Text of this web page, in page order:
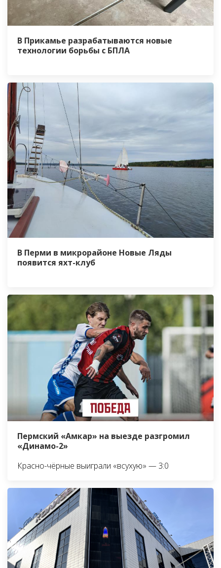
В Прикамье разрабатываются новые
технологии борьбы с БПЛА
В Перми в микрорайоне Новые Ляды
появится яхт-клуб
Пермский «Амкар» на выезде разгромил
«Динамо-2»
Красно-чёрные выиграли «всухую» — 3:0